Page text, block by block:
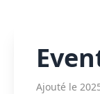
Ajouté le